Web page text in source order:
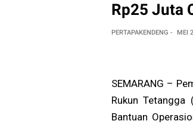
Rp25 Juta
PERTAPAKENDENG MEI
SEMARANG –
Rukun Tetangga
Bantuan